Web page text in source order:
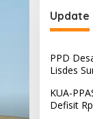
Madura ,
Update
PPD
Lisdes
KUA-
Defisit